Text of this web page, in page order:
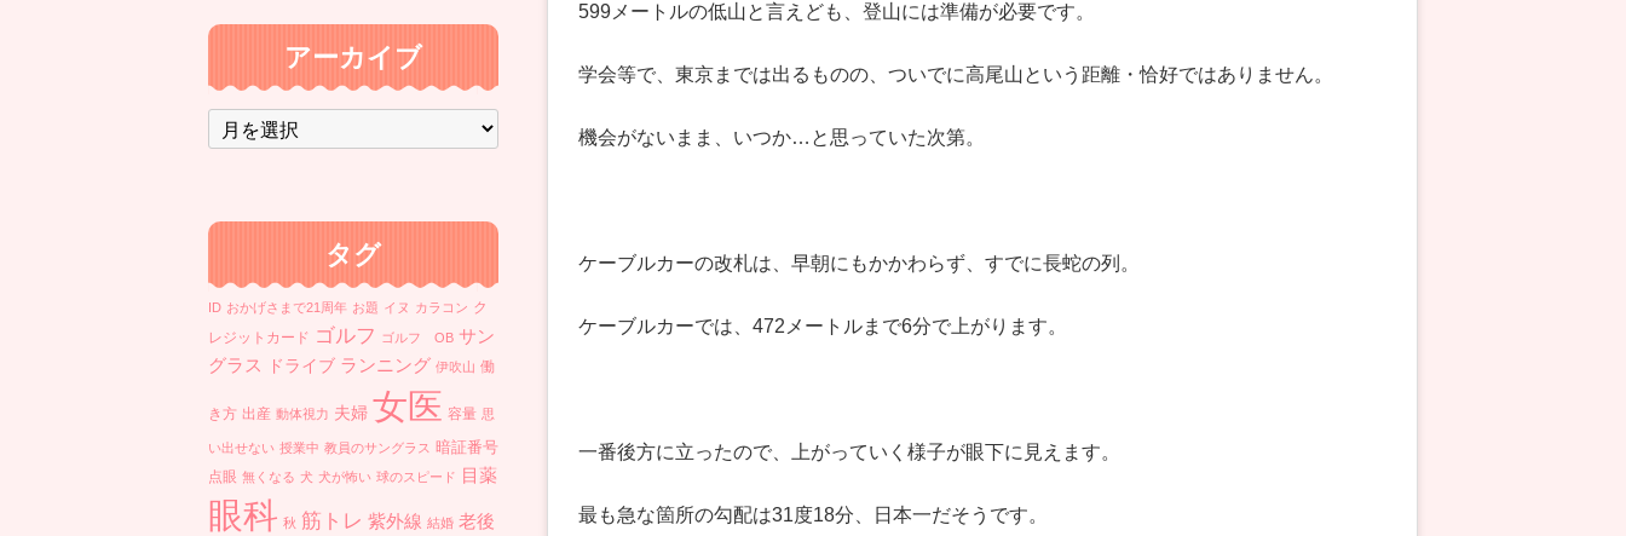
599メートルの低山と言えども、登山には準備が必要です。
学会等で、東京までは出るものの、ついでに高尾山という距離・恰好ではありません。
機会がないまま、いつか…と思っていた次第。
ケーブルカーの改札は、早朝にもかかわらず、すでに長蛇の列。
ケーブルカーでは、472メートルまで6分で上がります。
一番後方に立ったので、上がっていく様子が眼下に見えます。
最も急な箇所の勾配は31度18分、日本一だそうです。
アーカイブ
ア
ー
ブ
タグ
ID おかげさまで21周年 お題 イヌ カラコン ク
レジットカード ゴルフ ゴルフ OB サン
グラス
ドライブ ランニング 伊吹山 働
き方 出産 動体視力 夫婦 女医 容量 思
い出せない 授業中 教員のサングラス 暗証番号
点眼 無くなる 犬 犬が怖い 球のスピード 目薬
眼科 秋 筋トレ 紫外線 結婚 老後